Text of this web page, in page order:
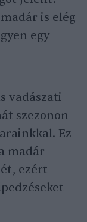
is elég
egy
vadászati
szezonon
Ez
madár
ezért